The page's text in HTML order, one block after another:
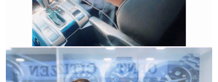
CẢM ƠN QUÝ KHÁCH ĐÃ TIN TƯỞNG VÀ ỦNG HỘ
HWATCH CHUYÊN NHẬP KHẨU và PHÂN PHỐI CÁC